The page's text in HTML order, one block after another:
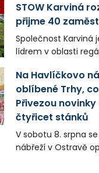
v novém filmu
do kin už 13. srpna.
Frič a Tomáš
moravskoslezskou
atmosféra se stala
součástí příběhu
boxerského
Ondrík), jenž se po
světa vrcholových
v MMA.
STOW Karviná
přijme 40
Společnost Karviná
lídrem v oblasti
zaměstnavatelem
firmou s obrovským
Na Havlíčkovo
oblíbené Trhy,
Přivezou novinky
čtyřicet stánků
V sobotu 8. srpna
nábřeží v Ostravě